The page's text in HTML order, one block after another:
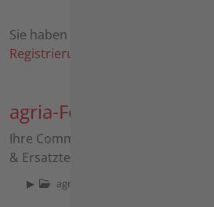
Sie haben noch keine
Registrierung
agria-Forum
Ihre Community für Maschinen,
& Ersatzteile
▶ agria-Forum